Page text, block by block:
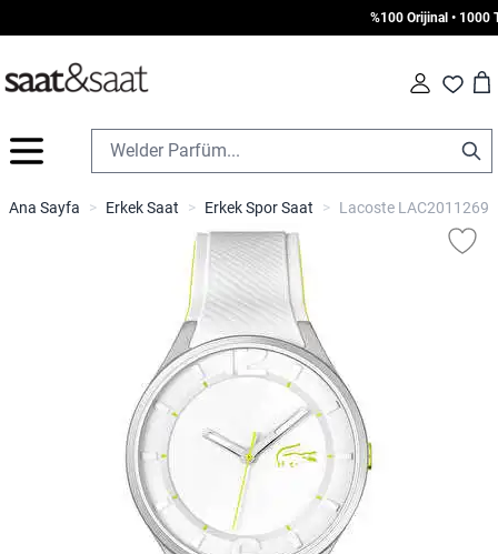
%100 Orijinal • 1000
Fav Cart
İçeriğe geç
Ana Sayfa > Erkek Saat > Erkek Spor Saat > Lacoste LAC2011269